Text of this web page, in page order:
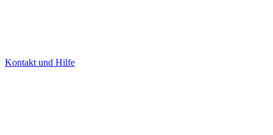
Kontakt und Hilfe